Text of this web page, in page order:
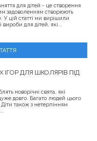
для дітей - це створення
задоволенням створюють
У цій статті ми вирішили
для дітей, які...
ІГОР ДЛЯ ШКОЛЯРІВ ПІД
новорічні свята, які
довго. Багато людей цього
також з нетерпінням